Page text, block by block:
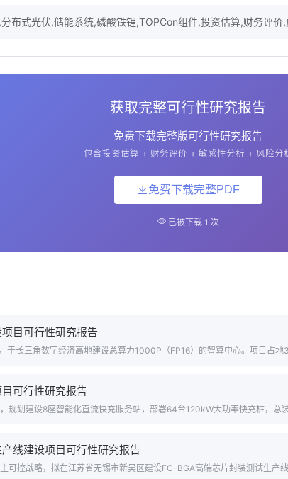
布式光伏,储能系统,磷酸铁锂,TOPCon组件,投资估算,财务评价
获取完整可行性研究报告
免费下载完整版可行性研究报告
包含投资估算 + 财务评价 + 敏感性分析 + 风险分
免费下载完整PDF
已被下载 1 次
目可行性研究报告
于长三角数字经济高地建设总算力1000P（FP16）的智算中心。项目占
可行性研究报告
规划建设8座智能化直流快充服务站，部署64台120kW大功率快充桩，总
线建设项目可行性研究报告
可控战略，拟在江苏省无锡市新吴区建设FC-BGA高端芯片封装测试生产